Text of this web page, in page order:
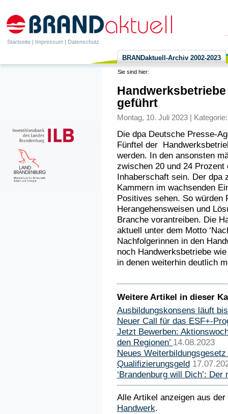
Startseite | Impressum | Datenschutz
BRANDaktuell-Archiv 2002-2023
Sie sind hier:
geführt
Montag, 10. Juli 2023 |
Die dpa Deutsche Presse-
Fünftel der
werden. In den ansonsten
zwischen 20 und 24
Inhaberschaft sein. Der dpa
Kammern im wachsenden
Positives sehen. So würden
Herangehensweisen und
Branche vorantreiben. Die
aktuell unter dem Motto
Nachfolgerinnen in den
noch Handwerksbetriebe
in denen weiterhin deutlich
Weitere Artikel in dieser
Ausbildungskonsens läuft
Neuer Call für das ESF+-
Jetzt Bewerben:
den Regionen’ 14.08.2023
Neues
Qualifizierungsgeld
‘Brandenburg will Dich’:
Alle Artikel anzeigen aus
Handwerk.